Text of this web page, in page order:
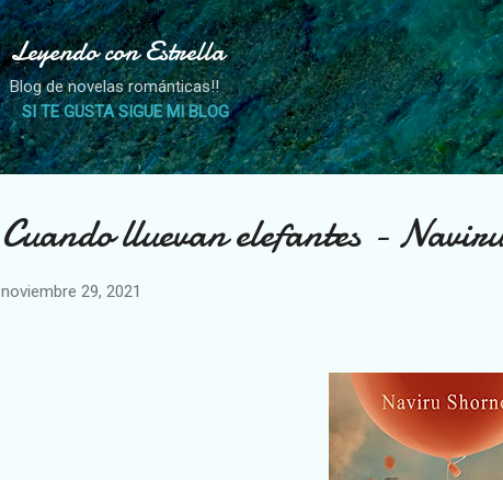
Ir al contenido
Leyendo con Estrella
Blog de novelas románticas!!
SI TE GUSTA SIGUE MI BLOG
Cuando lluevan elefantes -
noviembre 29, 2021